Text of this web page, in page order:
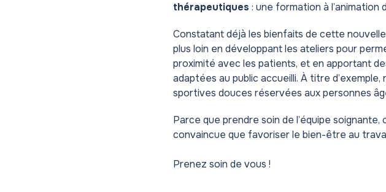
thérapeutiques : une formation à
Constatant déjà les bienfaits de cette
plus loin en développant les ateliers pour
proximité avec les patients, et en apportant
adaptées au public accueilli. À titre
sportives douces réservées aux personnes
Parce que prendre soin de l’équipe soignante,
convaincue que favoriser le bien-être au
Prenez soin de vous !